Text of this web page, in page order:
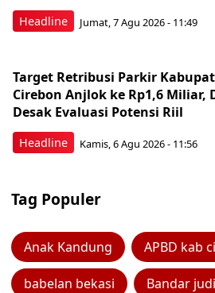
Headline Jumat, 7 Agu 2026 - 11:49
Headline
Target Retribusi Parkir
Cirebon Anjlok ke Rp1,6 Miliar,
Desak Evaluasi Potensi Riil
Kamis, 6 Agu 2026 - 11:56
Tag Populer
Anak Kandung APBD kab
babelan bekasi Bandar judi